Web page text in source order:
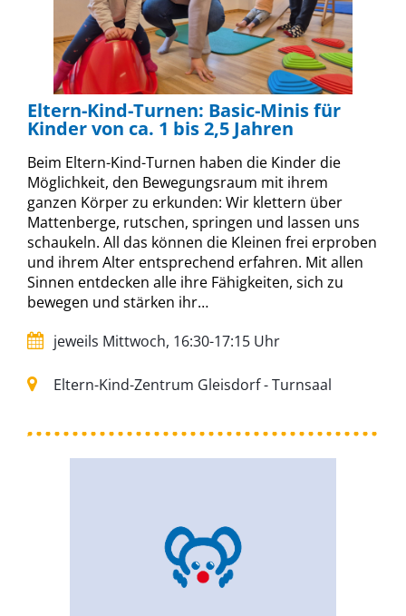
Eltern-Kind-Turnen: Basic-Minis für
Kinder von ca. 1 bis 2,5 Jahren
Beim Eltern-Kind-Turnen haben die Kinder die
Möglichkeit, den Bewegungsraum mit ihrem
ganzen Körper zu erkunden: Wir klettern über
Mattenberge, rutschen, springen und lassen uns
schaukeln. All das können die Kleinen frei erproben
und ihrem Alter entsprechend erfahren. Mit allen
Sinnen entdecken alle ihre Fähigkeiten, sich zu
bewegen und stärken ihr…
jeweils Mittwoch, 16:30-17:15 Uhr
Eltern-Kind-Zentrum Gleisdorf - Turnsaal